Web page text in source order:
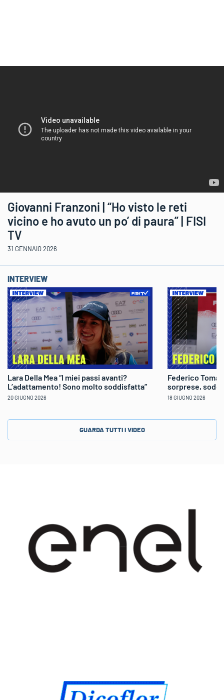
Giovanni Franzoni | “Ho visto le reti
vicino e ho avuto un po’ di paura” | FISI
TV
31 GENNAIO 2026
INTERVIEW
Lara Della Mea “I miei passi avanti?
L’adattamento! Sono molto soddisfatta”
20 GIUGNO 2026
Federico
sorprese,
18 GIUGNO 2026
GUARDA TUTTI I VIDEO